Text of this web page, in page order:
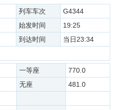
列车车次
G4344
始发时间
19:25
到达时间
当日23:34
一等座
770.0
无座 481.0